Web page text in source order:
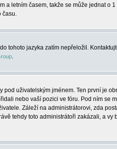
a letním časem, takže se může jednat o
času.
tohoto jazyka zatím nepřeložil.
.
uživatelským jménem. Ten první je
nebo vaší pozici ve fóru. Pod ním se
Záleží na administrátorovi, zda
tehdy toto administrátoři zakázali, a vy